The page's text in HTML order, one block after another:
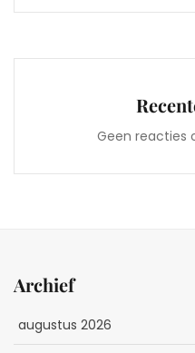
Geen reacties
Archief
augustus 2026